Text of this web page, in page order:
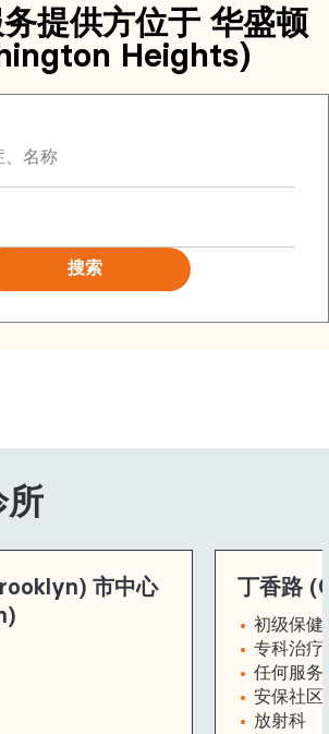
提供方位于 华盛顿
Heights)
搜索
所
市中心
丁香路
初级保健
专科治疗
任何服务
安保社区
放射科